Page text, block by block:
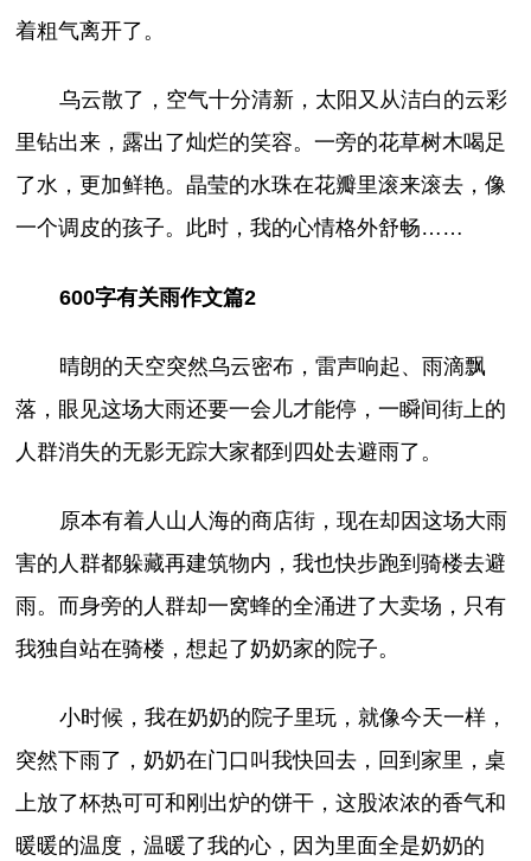
着粗气离开了。
乌云散了，空气十分清新，太阳又从洁白的云彩
里钻出来，露出了灿烂的笑容。一旁的花草树木喝足
了水，更加鲜艳。晶莹的水珠在花瓣里滚来滚去，像
一个调皮的孩子。此时，我的心情格外舒畅……
600字有关雨作文篇2
晴朗的天空突然乌云密布，雷声响起、雨滴飘
落，眼见这场大雨还要一会儿才能停，一瞬间街上的
人群消失的无影无踪大家都到四处去避雨了。
原本有着人山人海的商店街，现在却因这场大雨
害的人群都躲藏再建筑物内，我也快步跑到骑楼去避
雨。而身旁的人群却一窝蜂的全涌进了大卖场，只有
我独自站在骑楼，想起了奶奶家的院子。
小时候，我在奶奶的院子里玩，就像今天一样，
突然下雨了，奶奶在门口叫我快回去，回到家里，桌
上放了杯热可可和刚出炉的饼干，这股浓浓的香气和
暖暖的温度，温暖了我的心，因为里面全是奶奶的